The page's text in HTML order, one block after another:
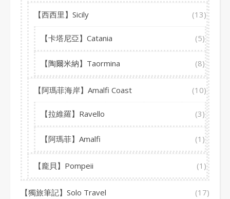
【西西里】Sicily (13)
【卡塔尼亞】Catania (5)
【陶爾米納】Taormina (8)
【阿瑪菲海岸】Amalfi Coast (10)
【拉維羅】Ravello (3)
【阿瑪菲】Amalfi (1)
【龐貝】Pompeii (1)
【獨旅筆記】Solo Travel (17)